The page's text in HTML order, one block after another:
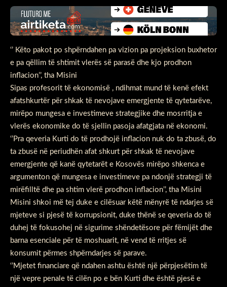
‘’ Këto pakot po shpërndahen pa vizion pa projeksion buxhetor
e pa qëllim të shtimit vlerës së parasë dhe kjo prodhon
inflacion’’, tha Misini
Sipas profesorit të ekonomisë , ndihmat mund të kenë efekt
afatshkurtër për shkak të nevojave emergjente të qytetarëve,
mirëpo mungesa e investimeve strategjike dhe mosrritja e
vlerës ekonomike do të sjellin pasoja afatgjata në ekonomi.
‘’Pra qeveria Kurti do të prodhojë inflacion nuk do ta zbusë, do
ta zbusë në periudhën afat shkurt për shkak të nevojave
emergjente që kanë qytetarët e Kosovës mirëpo shkenca e
argumenton që mungesa e investimeve pa ndonjë strategji të
mirëfilltë dhe pa shtim vlerë prodhon inflacion’’, tha Misini
Misini shkoi më tej duke e cilësuar këtë mënyrë të ndarjes së
mjeteve si pjesë të korrupsionit, duke thënë se qeveria do të
duhej të fokusohej në sigurime shëndetësore për fëmijët dhe
barna esenciale për të moshuarit, në vend të rritjes së
konsumit përmes shpërndarjes së parave.
‘’Mjetet financiare që ndahen ashtu është një përpjesëtim të
një vepre penale të cilën po e bën Kurti dhe është pjesë e